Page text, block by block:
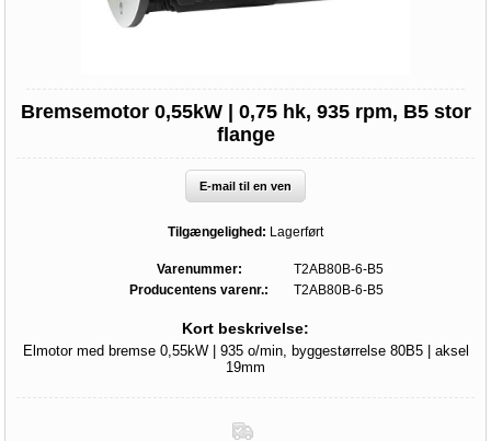
Bremsemotor 0,55kW | 0,75 hk, 935 rpm, B5 stor
flange
E-mail til en ven
Tilgængelighed: Lagerført
Varenummer:
T2AB80B-6-B5
Producentens varenr.:
T2AB80B-6-B5
Kort beskrivelse:
Elmotor med bremse 0,55kW | 935 o/min, byggestørrelse 80B5 | aksel
19mm